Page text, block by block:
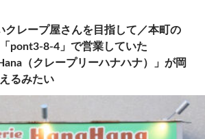
クレープ屋さんを目指して／本町の
pont3-8-4」で営業していた
（クレープリーハナハナ）」が岡
るみたい